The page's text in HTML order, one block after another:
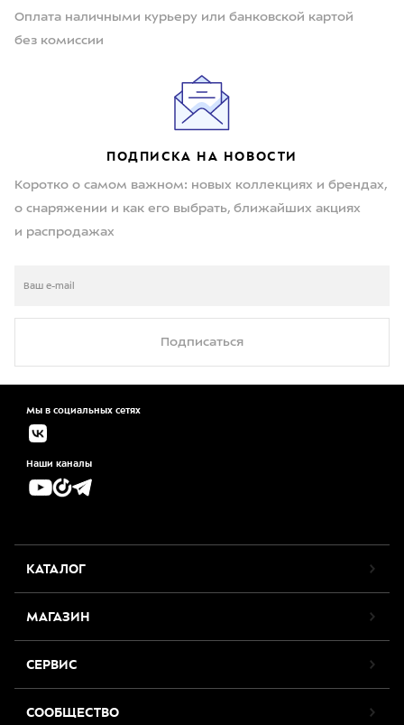
Оплата наличными курьеру или банковской картой
без комиссии
ПОДПИСКА НА НОВОСТИ
Коротко о самом важном: новых коллекциях и брендах,
о снаряжении и как его выбрать, ближайших акциях
и распродажах
Подписаться
Мы в социальных сетях
Наши каналы
КАТАЛОГ
МАГАЗИН
СЕРВИС
СООБЩЕСТВО